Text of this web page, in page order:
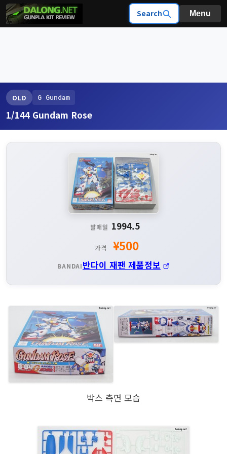
Search Menu
OLD G Gundam
1/144 Gundam Rose
발매일 1994.5
가격 ¥500
BANDAI반다이 재팬 제품정보
박스 측면 모습